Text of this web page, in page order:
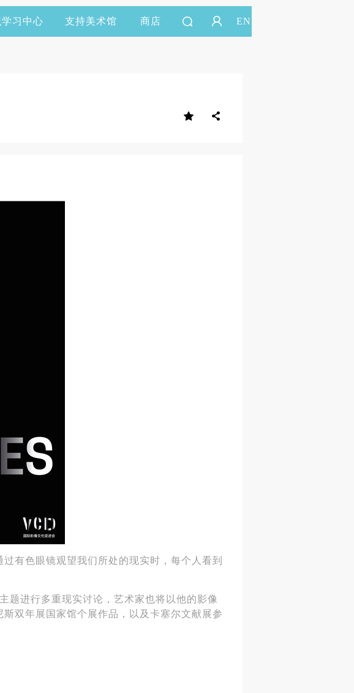
学习中心 支持美术馆 商店 EN
有色眼镜观望我们所处的现实时，每个人看到
题进行多重现实讨论，艺术家也将以他的影像
斯双年展国家馆个展作品，以及卡塞尔文献展参